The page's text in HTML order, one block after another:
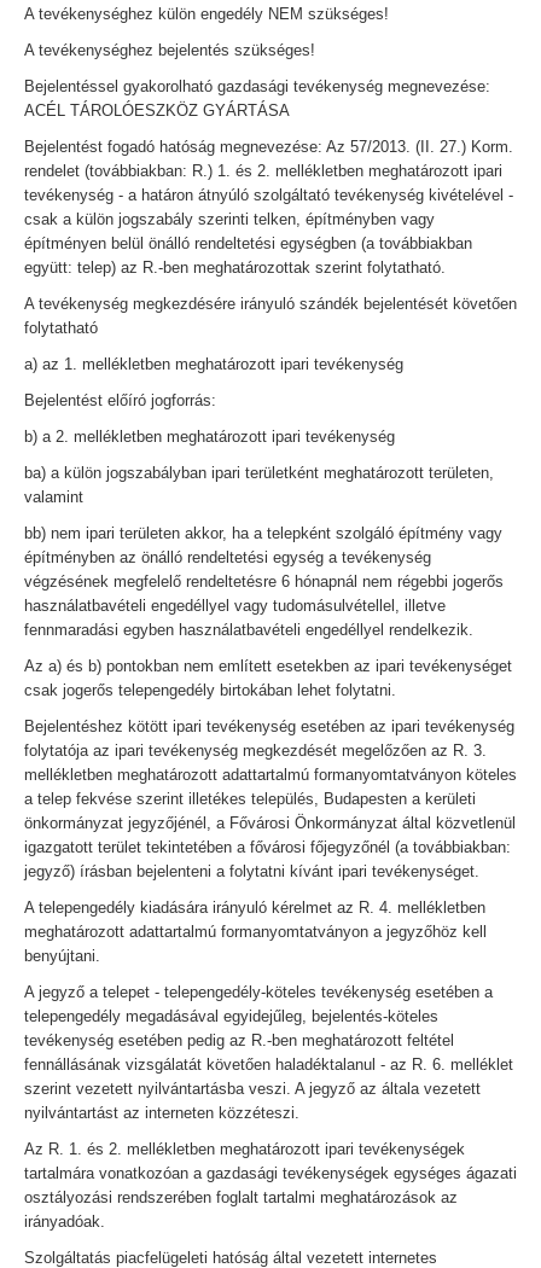
A tevékenységhez külön engedély NEM szükséges!
A tevékenységhez bejelentés szükséges!
Bejelentéssel gyakorolható gazdasági tevékenység megnevezése:
ACÉL TÁROLÓESZKÖZ GYÁRTÁSA
Bejelentést fogadó hatóság megnevezése: Az 57/2013. (II. 27.) Korm.
rendelet (továbbiakban: R.) 1. és 2. mellékletben meghatározott ipari
tevékenység - a határon átnyúló szolgáltató tevékenység kivételével -
csak a külön jogszabály szerinti telken, építményben vagy
építményen belül önálló rendeltetési egységben (a továbbiakban
együtt: telep) az R.-ben meghatározottak szerint folytatható.
A tevékenység megkezdésére irányuló szándék bejelentését követően
folytatható
a) az 1. mellékletben meghatározott ipari tevékenység
Bejelentést előíró jogforrás:
b) a 2. mellékletben meghatározott ipari tevékenység
ba) a külön jogszabályban ipari területként meghatározott területen,
valamint
bb) nem ipari területen akkor, ha a telepként szolgáló építmény vagy
építményben az önálló rendeltetési egység a tevékenység
végzésének megfelelő rendeltetésre 6 hónapnál nem régebbi jogerős
használatbavételi engedéllyel vagy tudomásulvétellel, illetve
fennmaradási egyben használatbavételi engedéllyel rendelkezik.
Az a) és b) pontokban nem említett esetekben az ipari tevékenységet
csak jogerős telepengedély birtokában lehet folytatni.
Bejelentéshez kötött ipari tevékenység esetében az ipari tevékenység
folytatója az ipari tevékenység megkezdését megelőzően az R. 3.
mellékletben meghatározott adattartalmú formanyomtatványon köteles
a telep fekvése szerint illetékes település, Budapesten a kerületi
önkormányzat jegyzőjénél, a Fővárosi Önkormányzat által közvetlenül
igazgatott terület tekintetében a fővárosi főjegyzőnél (a továbbiakban:
jegyző) írásban bejelenteni a folytatni kívánt ipari tevékenységet.
A telepengedély kiadására irányuló kérelmet az R. 4. mellékletben
meghatározott adattartalmú formanyomtatványon a jegyzőhöz kell
benyújtani.
A jegyző a telepet - telepengedély-köteles tevékenység esetében a
telepengedély megadásával egyidejűleg, bejelentés-köteles
tevékenység esetében pedig az R.-ben meghatározott feltétel
fennállásának vizsgálatát követően haladéktalanul - az R. 6. melléklet
szerint vezetett nyilvántartásba veszi. A jegyző az általa vezetett
nyilvántartást az interneten közzéteszi.
Az R. 1. és 2. mellékletben meghatározott ipari tevékenységek
tartalmára vonatkozóan a gazdasági tevékenységek egységes ágazati
osztályozási rendszerében foglalt tartalmi meghatározások az
irányadóak.
Szolgáltatás piacfelügeleti hatóság által vezetett internetes